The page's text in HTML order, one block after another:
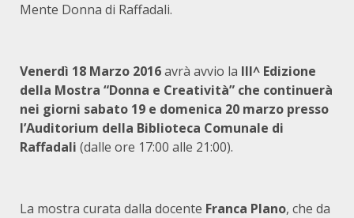
Mente Donna di Raffadali.
Venerdì 18 Marzo 2016avrà avvio la III^ Edizione
della Mostra “Donna e Creatività” che continuerà
nei giorni sabato 19 e domenica 20 marzo presso
l’Auditorium della Biblioteca Comunale di
Raffadali (dalle ore 17:00 alle 21:00).
La mostra curata dalla docente Franca Plano, che da